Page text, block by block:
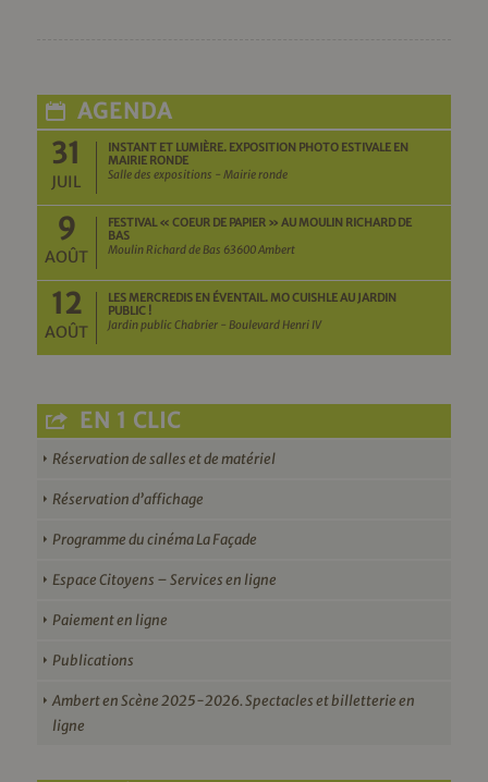
AGENDA
31
JUIL
INSTANT ET LUMIÈRE. EXPOSITION PHOTO ESTIVALE EN
MAIRIE RONDE
Salle des expositions - Mairie ronde
9
AOÛT
FESTIVAL « COEUR DE PAPIER » AU MOULIN RICHARD DE
BAS
Moulin Richard de Bas 63600 Ambert
12
AOÛT
LES MERCREDIS EN ÉVENTAIL. MO CUISHLE AU JARDIN
PUBLIC !
Jardin public Chabrier - Boulevard Henri IV
EN 1 CLIC
Réservation de salles et de matériel
Réservation d’affichage
Programme du cinéma La Façade
Espace Citoyens – Services en ligne
Paiement en ligne
Publications
Ambert en Scène 2025-2026. Spectacles et billetterie en
ligne